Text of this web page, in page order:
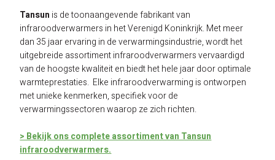
Hal / loods verwarming elektrisch
Kerk verwarming elektrisch
Sport / tribune verwarming elektrisch
Agrarische verwarming elektrisch
Mobiele verwarming gas
Alke Heating Technology
Groupe Atlantic
Somfy compatible
ELKO EP
Athom Homey
Accessoires gas
Onderdelen PL serie
Onderdelen elektrisch
Accessoires elektrisch
Dimmers en timers
RF ontvangers en zenders
Smart Home
Schakelaars en schakelkasten
Woning
Badkamer
Terras
Kantoor
Bedrijfshal
Advies
Duurzaam ondernemen
Technische kennis
Energie warmte advies
BENG-eisen
Contact
Over ons
Klantenservice
Klachten & Retouren
Log in
Tansun is de toonaangevende fabrikant van
infraroodverwarmers in het Verenigd Koninkrijk. Met meer
dan 35 jaar ervaring in de verwarmingsindustrie, wordt het
uitgebreide assortiment infraroodverwarmers vervaardigd
van de hoogste kwaliteit en biedt het hele jaar door optimale
warmteprestaties. Elke infraroodverwarming is ontworpen
met unieke kenmerken, specifiek voor de
verwarmingssectoren waarop ze zich richten.
> Bekijk ons complete assortiment van Tansun
infraroodverwarmers.